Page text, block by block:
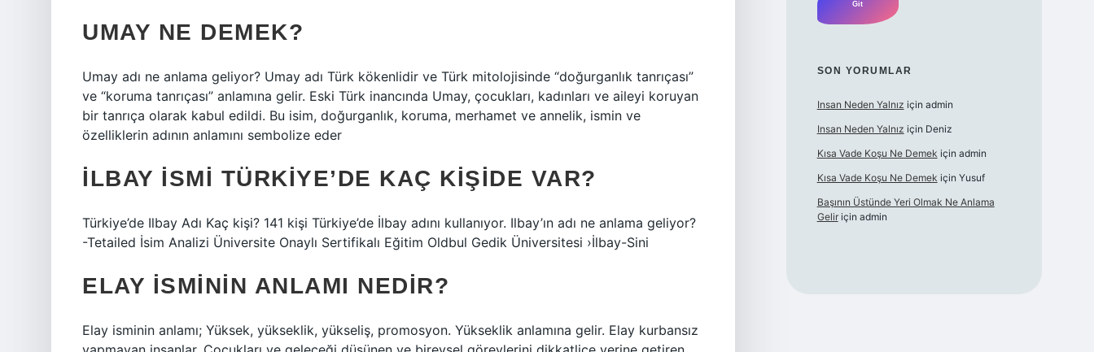
UMAY NE DEMEK?
Umay adı ne anlama geliyor? Umay adı Türk kökenlidir ve Türk mitolojisinde “doğurganlık tanrıçası”
ve “koruma tanrıçası” anlamına gelir. Eski Türk inancında Umay, çocukları, kadınları ve aileyi koruyan
bir tanrıça olarak kabul edildi. Bu isim, doğurganlık, koruma, merhamet ve annelik, ismin ve
özelliklerin adının anlamını sembolize eder
İLBAY ISMI TÜRKIYE’DE KAÇ KIŞIDE VAR?
Türkiye’de Ilbay Adı Kaç kişi? 141 kişi Türkiye’de İlbay adını kullanıyor. Ilbay’ın adı ne anlama geliyor?
-Tetailed İsim Analizi Üniversite Onaylı Sertifikalı Eğitim Oldbul Gedik Üniversitesi ›İlbay-Sini
ELAY ISMININ ANLAMI NEDIR?
Elay isminin anlamı; Yüksek, yükseklik, yükseliş, promosyon. Yükseklik anlamına gelir. Elay kurbansız
SON YORUMLAR
Insan Neden Yalnız için admin
Insan Neden Yalnız için Deniz
Kısa Vade Koşu Ne Demek için admin
Kısa Vade Koşu Ne Demek için Yusuf
Başının Üstünde Yeri Olmak Ne Anlama
Geliriçin admin